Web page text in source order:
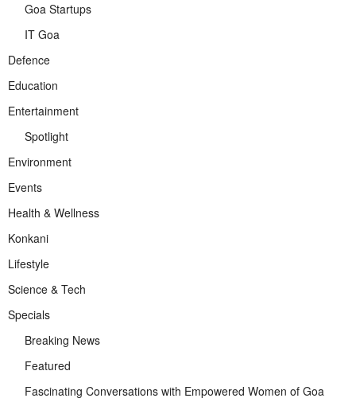
Goa Startups
IT Goa
Defence
Education
Entertainment
Spotlight
Environment
Events
Health & Wellness
Konkani
Lifestyle
Science & Tech
Specials
Breaking News
Featured
Fascinating Conversations with Empowered Women of Goa